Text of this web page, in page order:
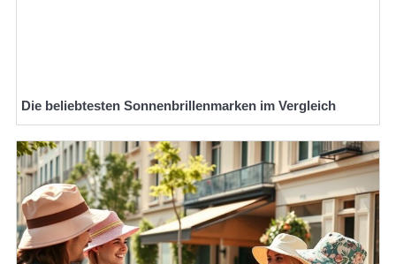
Die beliebtesten Sonnenbrillenmarken im Vergleich